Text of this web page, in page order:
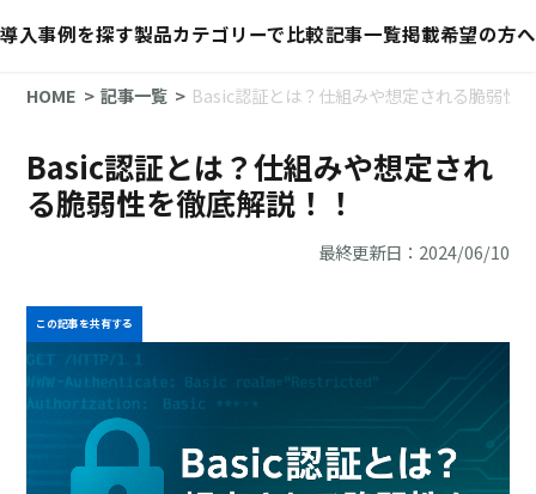
導入事例を探す製品カテゴリーで比較記事一覧掲載希望の方へ
HOME 記事一覧 Basic認証とは？仕組みや想定される脆弱性
Basic認証とは？仕組みや想定され
る脆弱性を徹底解説！！
最終更新日：2024/06/10
この記事を共有する